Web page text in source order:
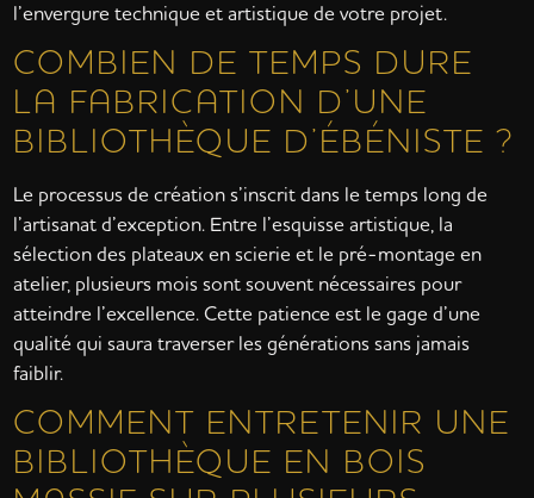
l’envergure technique et artistique de votre projet.
COMBIEN DE TEMPS DURE
LA FABRICATION D’UNE
BIBLIOTHÈQUE D’ÉBÉNISTE ?
Le processus de création s’inscrit dans le temps long de
l’artisanat d’exception. Entre l’esquisse artistique, la
sélection des plateaux en scierie et le pré-montage en
atelier, plusieurs mois sont souvent nécessaires pour
atteindre l’excellence. Cette patience est le gage d’une
qualité qui saura traverser les générations sans jamais
faiblir.
COMMENT ENTRETENIR UNE
BIBLIOTHÈQUE EN BOIS